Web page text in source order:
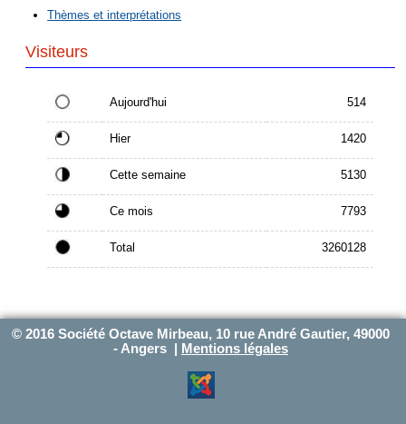
Thèmes et interprétations
Visiteurs
Aujourd'hui 514
Hier 1420
Cette semaine 5130
Ce mois 7793
Total 3260128
© 2016 Société Octave Mirbeau, 10 rue André Gautier, 49000
- Angers |
Mentions légales